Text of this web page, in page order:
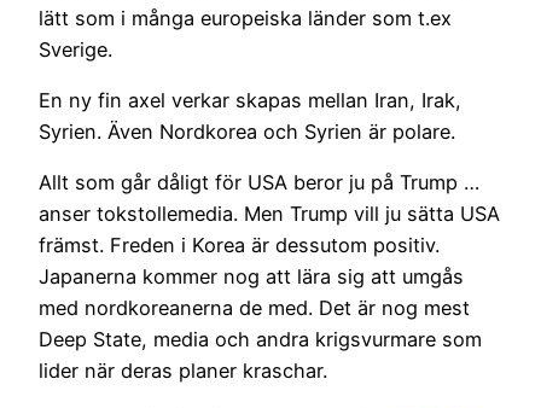
lätt som i många europeiska länder som t.ex
Sverige.
En ny fin axel verkar skapas mellan Iran, Irak,
Syrien. Även Nordkorea och Syrien är polare.
Allt som går dåligt för USA beror ju på Trump …
anser tokstollemedia. Men Trump vill ju sätta USA
främst. Freden i Korea är dessutom positiv.
Japanerna kommer nog att lära sig att umgås
med nordkoreanerna de med. Det är nog mest
Deep State, media och andra krigsvurmare som
lider när deras planer kraschar.